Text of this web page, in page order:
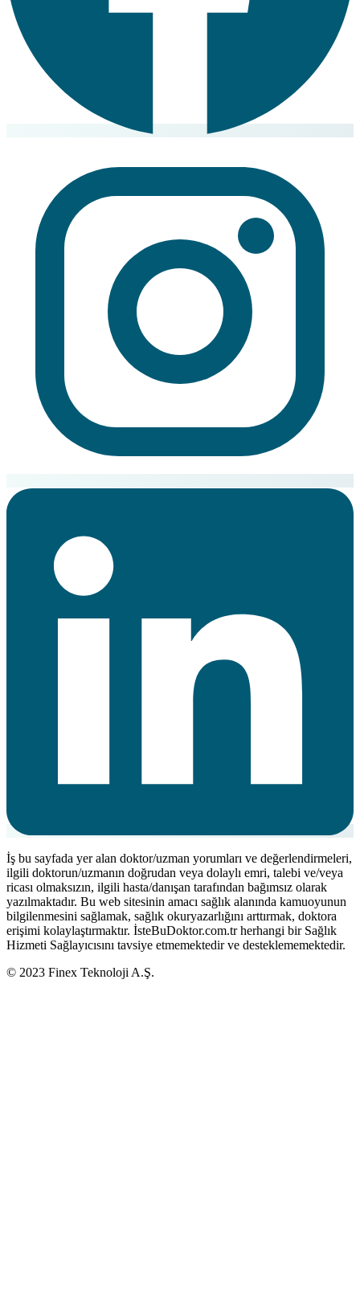
İş bu sayfada yer alan doktor/uzman yorumları ve değerlendirmeleri,
ilgili doktorun/uzmanın doğrudan veya dolaylı emri, talebi ve/veya
ricası olmaksızın, ilgili hasta/danışan tarafından bağımsız olarak
yazılmaktadır. Bu web sitesinin amacı sağlık alanında kamuoyunun
bilgilenmesini sağlamak, sağlık okuryazarlığını arttırmak, doktora
erişimi kolaylaştırmaktır. İsteBuDoktor.com.tr herhangi bir Sağlık
Hizmeti Sağlayıcısını tavsiye etmemektedir ve desteklememektedir.
© 2023 Finex Teknoloji A.Ş.